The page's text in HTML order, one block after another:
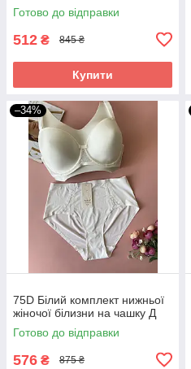
Готово до відправки
512 ₴ 845 ₴
Купити
–34%
75D Білий комплект нижньої
жіночої білизни на чашку Д
Готово до відправки
576 ₴ 875 ₴